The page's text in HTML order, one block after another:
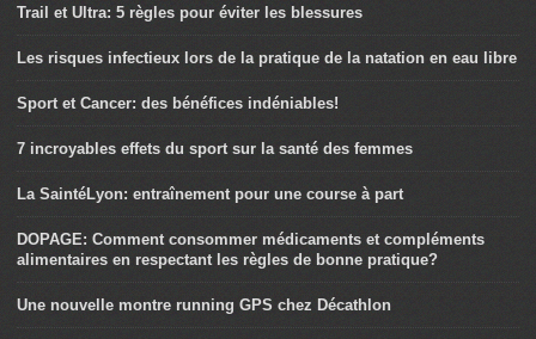
Trail et Ultra: 5 règles pour éviter les blessures
Les risques infectieux lors de la pratique de la natation en eau libre
Sport et Cancer: des bénéfices indéniables!
7 incroyables effets du sport sur la santé des femmes
La SaintéLyon: entraînement pour une course à part
DOPAGE: Comment consommer médicaments et compléments
alimentaires en respectant les règles de bonne pratique?
Une nouvelle montre running GPS chez Décathlon